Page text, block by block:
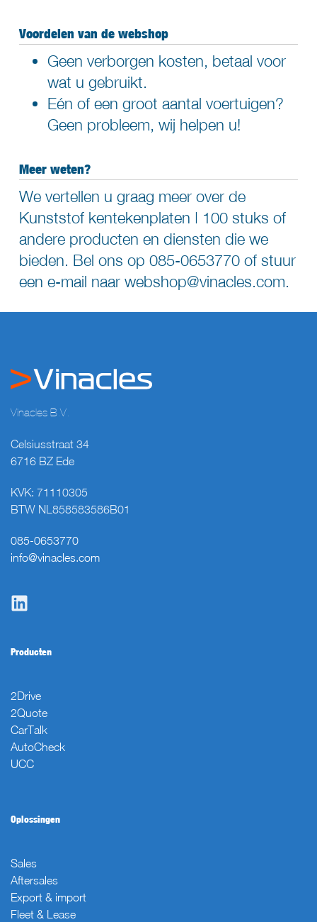
Voordelen van de webshop
Geen verborgen kosten, betaal voor
wat u gebruikt.
Eén of een groot aantal voertuigen?
Geen probleem, wij helpen u!
Meer weten?
We vertellen u graag meer over de
Kunststof kentekenplaten | 100 stuks of
andere producten en diensten die we
bieden. Bel ons op 085-0653770 of stuur
een e-mail naar webshop@vinacles.com.
Vinacles B.V.
Celsiusstraat 34
6716 BZ Ede
KVK: 71110305
BTW NL858583586B01
085-0653770
info@vinacles.com
Producten
2Drive
2Quote
CarTalk
AutoCheck
UCC
Oplossingen
Sales
Aftersales
Export & import
Fleet & Lease